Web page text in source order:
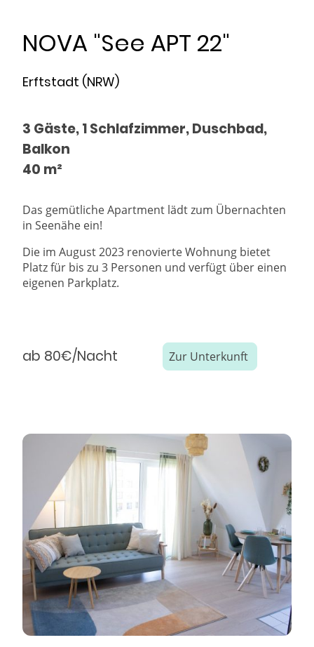
NOVA "See APT 22"
Erftstadt (NRW)
3 Gäste, 1 Schlafzimmer, Duschbad,
Balkon
40 m²
Das gemütliche Apartment lädt zum Übernachten
in Seenähe ein!
Die im August 2023 renovierte Wohnung bietet
Platz für bis zu 3 Personen und verfügt über einen
eigenen Parkplatz.
ab 80€/Nacht Zur Unterkunft